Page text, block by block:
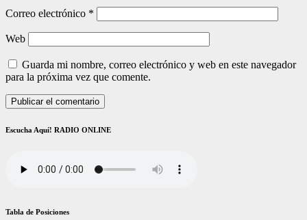
Correo electrónico *
Web
Guarda mi nombre, correo electrónico y web en este navegador
para la próxima vez que comente.
Escucha Aquí! RADIO ONLINE
Tabla de Posiciones